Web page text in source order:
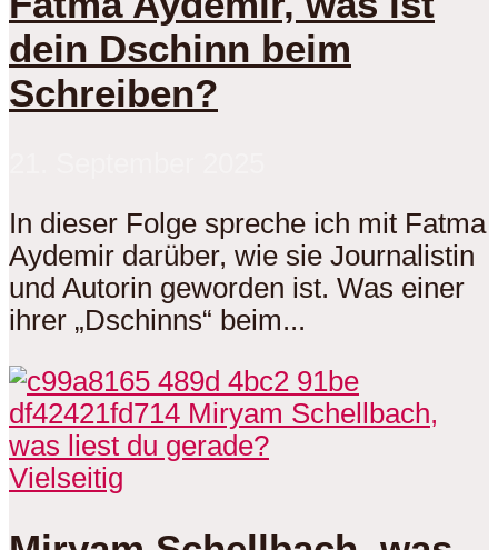
dein Dschinn beim
Schreiben?
In dieser Folge spreche ich mit Fatma
Aydemir darüber, wie sie Journalistin
und Autorin geworden ist. Was einer
ihrer „Dschinns“ beim...
Vielseitig